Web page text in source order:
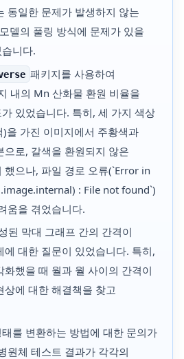
동일한 문제가 발생하지 않는
모델의 풀링 방식에 문제가 있을
니다.
패키지를 사용하여
내의 Mn 산화물 환원 비율을
있었습니다. 특히, 세 가지 색상
을 가진 이미지에서 주황색과
으로, 갈색을 환원되지 않은
했으나, 파일 경로 오류(`Error in
: File not found`)
움을 겪었습니다.
된 막대 그래프 간의 간격이
에 대한 질문이 있었습니다. 특히,
화했을 때 월과 월 사이의 간격이
상에 대한 해결책을 찾고
를 변환하는 방법에 대한 문의가
원체 테스트 결과가 각각의